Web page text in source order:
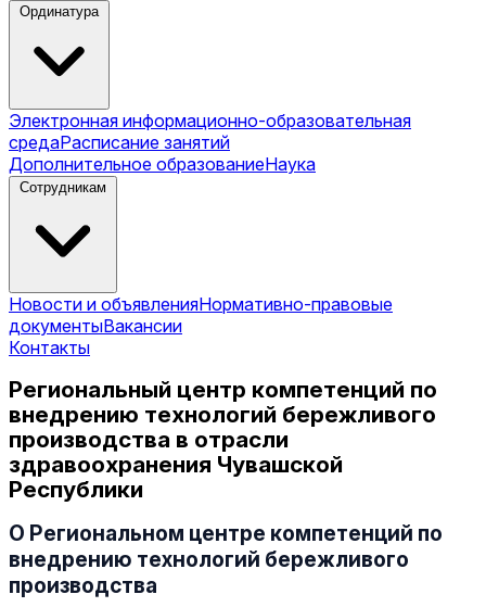
Ординатура
Электронная информационно-образовательная
средаРасписание занятий
Дополнительное образованиеНаука
Сотрудникам
Новости и объявленияНормативно-правовые
документыВакансии
Контакты
Региональный центр компетенций по
внедрению технологий бережливого
производства в отрасли
здравоохранения Чувашской
Республики
О Региональном центре компетенций по
внедрению технологий бережливого
производства